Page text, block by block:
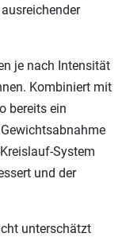
je nach Intensität
Kombiniert mit
bereits ein
System
und der
unterschätzt